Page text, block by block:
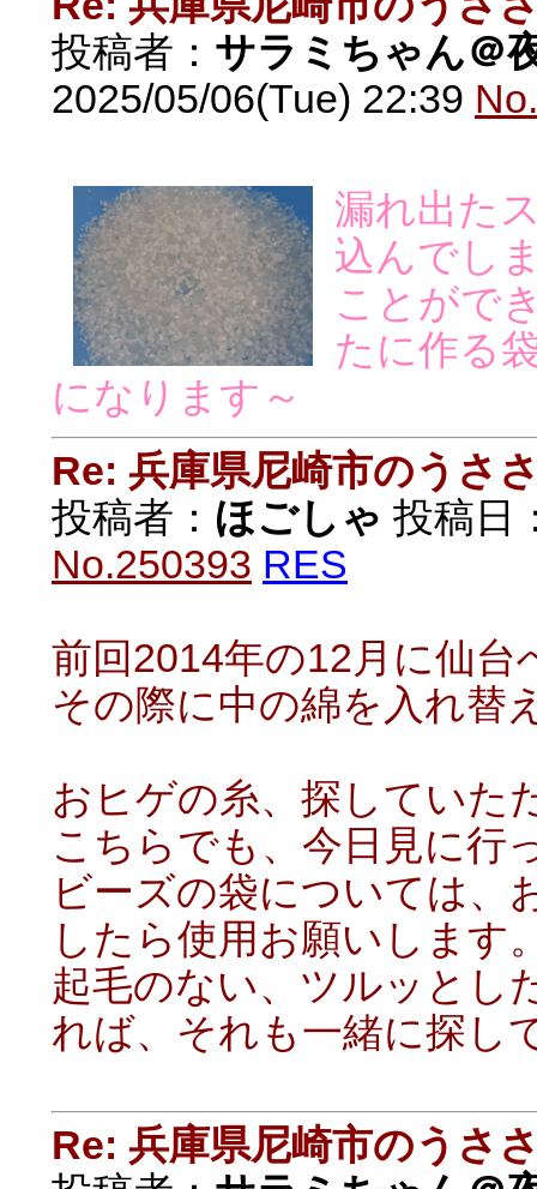
投稿者： サラミちゃん＠
2025/05/06(Tue) 22:39
漏れ出た
込んでし
ことがで
たに作る
になります～
Re: 兵庫県尼崎市のうさ
投稿者： ほごしゃ 投稿日
No.250393 RES
前回2014年の12月に仙
その際に中の綿を入れ替
おヒゲの糸、探していた
こちらでも、今日見に行
ビーズの袋については、
したら使用お願いします
起毛のない、ツルッとし
れば、それも一緒に探し
Re: 兵庫県尼崎市のうさ